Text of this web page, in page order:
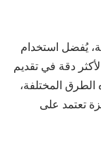
يُفضل استخدام
دقة في تقديم
الطرق المختلفة،
تعتمد على